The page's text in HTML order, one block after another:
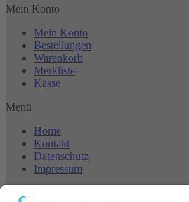
Mein Konto
Mein Konto
Bestellungen
Warenkorb
Merkliste
Kasse
Menü
Home
Kontakt
Datenschutz
Impressum